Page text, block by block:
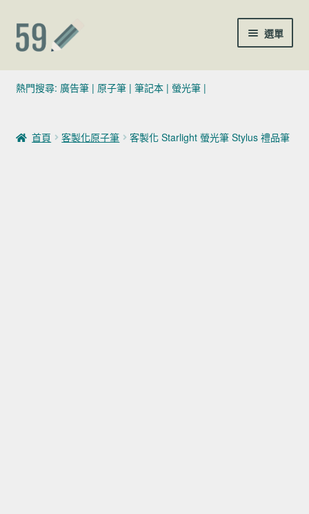
跳至導覽列
跳至主要內容 選單
(02)7729-4140
聯絡我們
熱門搜尋: 廣告筆| 原子筆| 筆記本| 螢光筆|
首頁 客製化原子筆 客製化 Starlight 螢光筆 Stylus 禮品筆